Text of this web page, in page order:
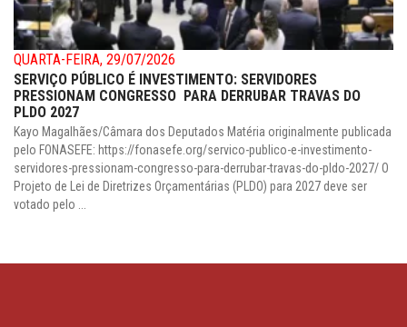
QUARTA-FEIRA, 29/07/2026
SERVIÇO PÚBLICO É INVESTIMENTO: SERVIDORES
PRESSIONAM CONGRESSO PARA DERRUBAR TRAVAS DO
PLDO 2027
Kayo Magalhães/Câmara dos Deputados Matéria originalmente publicada
pelo FONASEFE: https://fonasefe.org/servico-publico-e-investimento-
servidores-pressionam-congresso-para-derrubar-travas-do-pldo-2027/ O
Projeto de Lei de Diretrizes Orçamentárias (PLDO) para 2027 deve ser
votado pelo ...